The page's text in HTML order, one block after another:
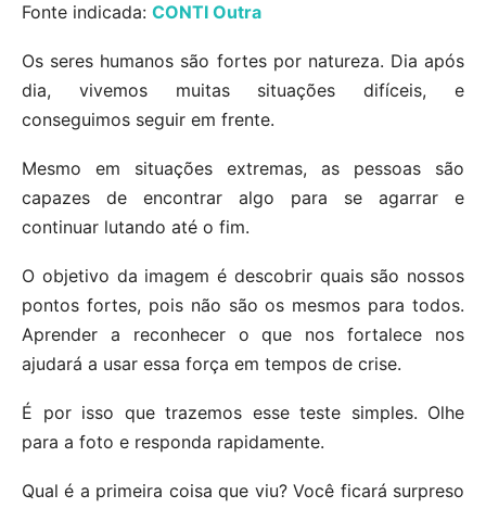
Fonte indicada: CONTI Outra
Os seres humanos são fortes por natureza. Dia após
dia, vivemos muitas situações difíceis, e
conseguimos seguir em frente.
Mesmo em situações extremas, as pessoas são
capazes de encontrar algo para se agarrar e
continuar lutando até o fim.
O objetivo da imagem é descobrir quais são nossos
pontos fortes, pois não são os mesmos para todos.
Aprender a reconhecer o que nos fortalece nos
ajudará a usar essa força em tempos de crise.
É por isso que trazemos esse teste simples. Olhe
para a foto e responda rapidamente.
Qual é a primeira coisa que viu? Você ficará surpreso